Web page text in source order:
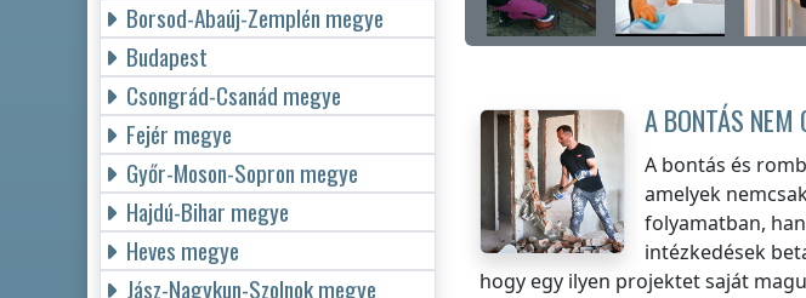
A BONTÁS NEM
A bontás és
amelyek
folyamatban,
intézkedések
hogy egy ilyen projektet saját
Borsod-Abaúj-Zemplén megye
Budapest
Csongrád-Csanád megye
Fejér megye
Győr-Moson-Sopron megye
Hajdú-Bihar megye
Heves megye
Jász-Nagykun-Szolnok megye